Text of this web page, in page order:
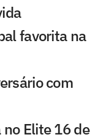
favorita na
com
no Elite 16 de